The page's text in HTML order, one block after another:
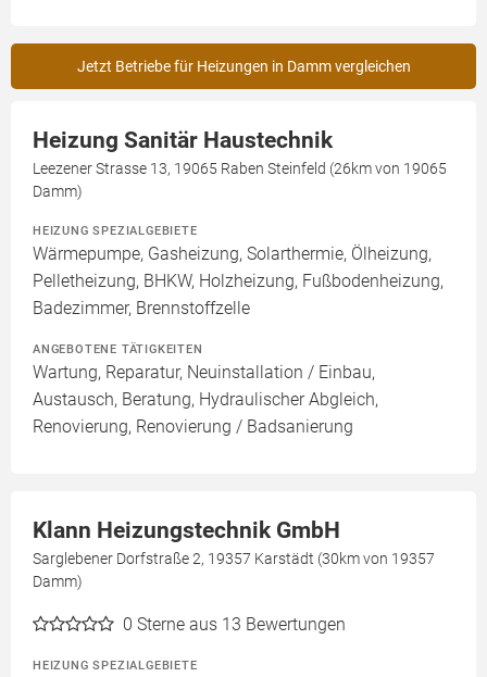
Jetzt Betriebe für Heizungen in Damm vergleichen
Heizung Sanitär Haustechnik
Leezener Strasse 13, 19065 Raben Steinfeld (26km von 19065
Damm)
HEIZUNG SPEZIALGEBIETE
Wärmepumpe, Gasheizung, Solarthermie, Ölheizung,
Pelletheizung, BHKW, Holzheizung, Fußbodenheizung,
Badezimmer, Brennstoffzelle
ANGEBOTENE TÄTIGKEITEN
Wartung, Reparatur, Neuinstallation / Einbau,
Austausch, Beratung, Hydraulischer Abgleich,
Renovierung, Renovierung / Badsanierung
Klann Heizungstechnik GmbH
Sarglebener Dorfstraße 2, 19357 Karstädt (30km von 19357
Damm)
0 Sterne aus 13 Bewertungen
HEIZUNG SPEZIALGEBIETE